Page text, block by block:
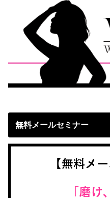
無料メールセミナー